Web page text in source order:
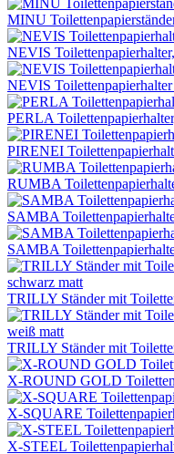
MINU
NEVIS
NEVIS
PERLA
PIRENEI
RUMBA
SAMBA
SAMBA
TRILLY Ständer mit
TRILLY Ständer mit
X-ROUND GOLD
X-SQUARE
X-STEEL